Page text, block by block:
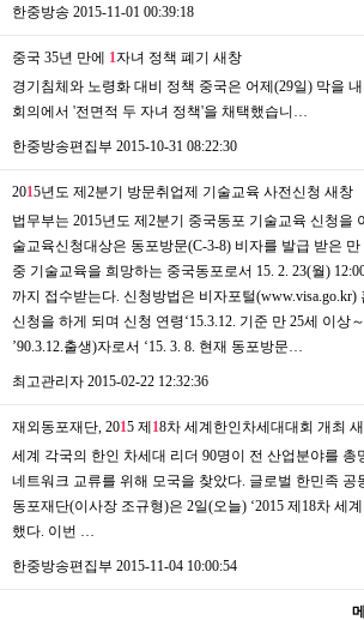
한중방송 2015-11-01 00:39:18
중국 35년 만에 1자녀 정책 폐기 새창
경기침체와 노령화 대비 정책 중국은 어제(29일) 막을
회의에서 '전면적 두 자녀 정책'을 채택했습니…
한중방송편집부 2015-10-31 08:22:30
2015년도 제2분기 방문취업제 기술교육 사전신청 새창
법무부는 2015년도 제2분기 중국동포 기술교육 신청을
술교육신청대상은 동포방문(C-3-8) 비자를 발급 받은
중 기술교육을 희망하는 중국동포로서 15. 2. 23(월)
까지 접수받는다. 신청방법은 비자포털(www.visa.go.kr)
신청을 하게 되며 신청 연령‘15.3.12. 기준 만 25세 이상
’90.3.12.출생)자로서 ‘15. 3. 8. 현재 동포방문…
최고관리자 2015-02-22 12:32:36
재외동포재단, 2015 제18차 세계한인차세대대회 개최
세계 각국의 한인 차세대 리더 90명이 전 산업분야를
네트워크 교류를 위해 모국을 찾았다. 글로벌 한민족 공
동포재단(이사장 조규형)은 2일(오늘) ‘2015 제18차 세
했다. 이번 …
한중방송편집부 2015-11-04 10:00:54